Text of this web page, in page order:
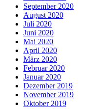
September 2020
August 2020
Juli 2020
Juni 2020
Mai 2020
April 2020
März 2020
Februar 2020
Januar 2020
Dezember 2019
November 2019
Oktober 2019